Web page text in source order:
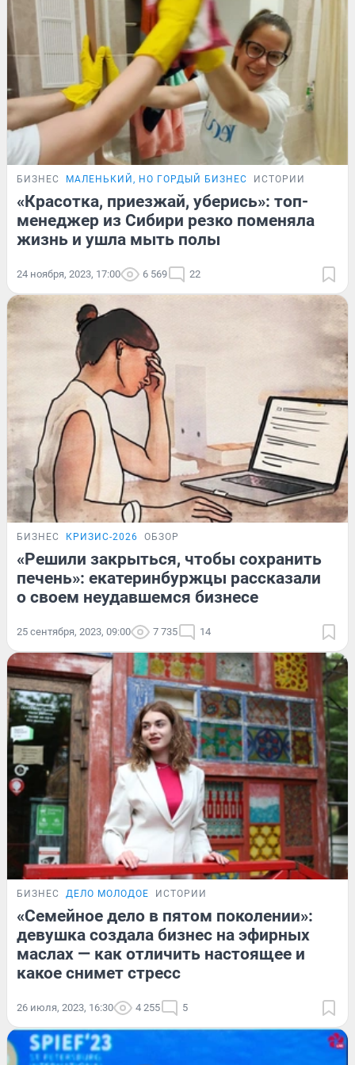
БИЗНЕС МАЛЕНЬКИЙ, НО ГОРДЫЙ БИЗНЕС ИСТОРИИ
«Красотка, приезжай, уберись»: топ-
менеджер из Сибири резко поменяла
жизнь и ушла мыть полы
24 ноября, 2023, 17:00 6 569 22
БИЗНЕС КРИЗИС-2026 ОБЗОР
«Решили закрыться, чтобы сохранить
печень»: екатеринбуржцы рассказали
о своем неудавшемся бизнесе
25 сентября, 2023, 09:00 7 735 14
БИЗНЕС ДЕЛО МОЛОДОЕ ИСТОРИИ
«Семейное дело в пятом поколении»:
девушка создала бизнес на эфирных
маслах — как отличить настоящее и
какое снимет стресс
26 июля, 2023, 16:30 4 255 5